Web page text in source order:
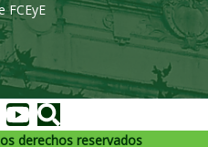
FCEyE
derechos reservados